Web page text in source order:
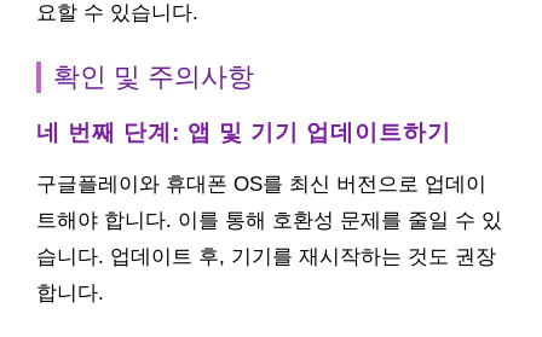
요할 수 있습니다.
확인 및 주의사항
네 번째 단계: 앱 및 기기 업데이트하기
구글플레이와 휴대폰 OS를 최신 버전으로 업데이
트해야 합니다. 이를 통해 호환성 문제를 줄일 수 있
습니다. 업데이트 후, 기기를 재시작하는 것도 권장
합니다.